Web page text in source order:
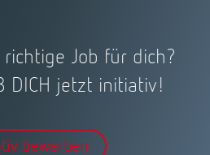
Job für dich?
DICH jetzt initiativ!
bewerben